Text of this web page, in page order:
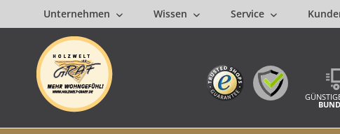
Unternehmen Wissen Service